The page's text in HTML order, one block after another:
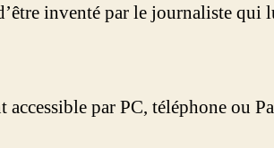
inventé par le journaliste qui
accessible par PC, téléphone ou